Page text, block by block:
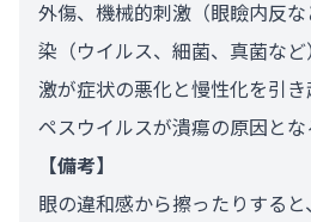
外傷、機械的刺激（眼瞼内反
染（ウイルス、細菌、真菌な
激が症状の悪化と慢性化を引
ペスウイルスが潰瘍の原因とな
【備考】
眼の違和感から擦ったりする